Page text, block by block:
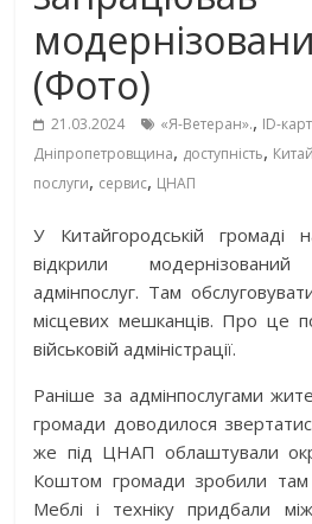
(Фото)
21.03.2024 «Я-Ветеран»., ID-
Дніпропетровщина, доступність,
послуги, сервис, ЦНАП
У Китайгородській громаді
відкрили
адмінпослуг. Там
місцевих мешканців. Про це
військовій адміністрації.
Раніше за адмінпослугами
громади доводилося
же під ЦНАП облаштували
Коштом громади зробили там
Меблі і техніку придбали